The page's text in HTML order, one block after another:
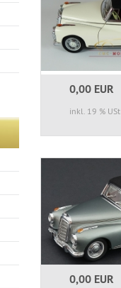
0,00 EUR
inkl. 19 % USt
0,00 EUR